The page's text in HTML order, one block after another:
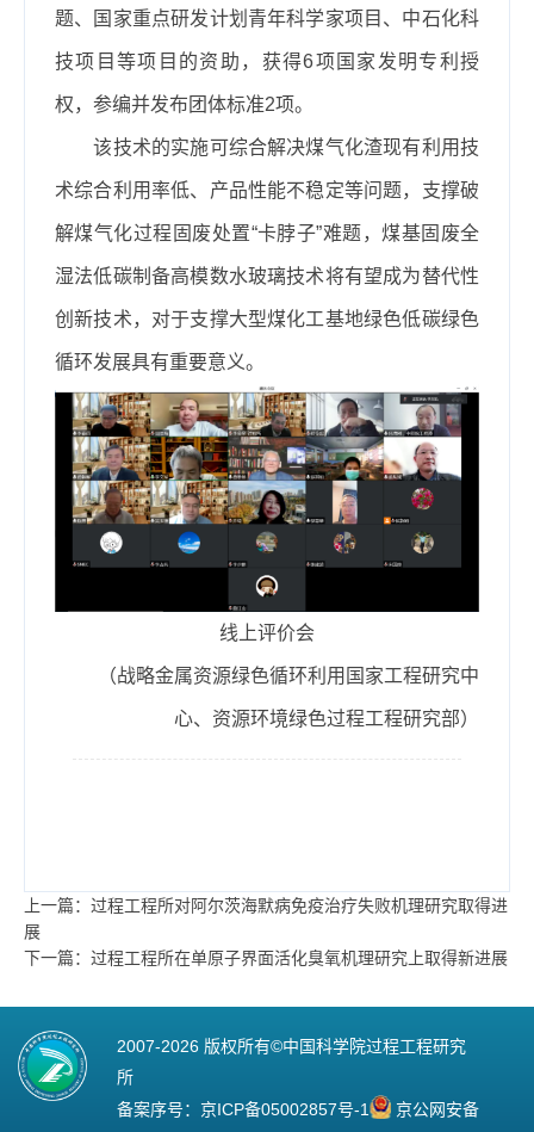
题、国家重点研发计划青年科学家项目、中石化科
技项目等项目的资助，获得6项国家发明专利授
权，参编并发布团体标准2项。
该技术的实施可综合解决煤气化渣现有利用技
术综合利用率低、产品性能不稳定等问题，支撑破
解煤气化过程固废处置“卡脖子”难题，煤基固废全
湿法低碳制备高模数水玻璃技术将有望成为替代性
创新技术，对于支撑大型煤化工基地绿色低碳绿色
循环发展具有重要意义。
线上评价会
（战略金属资源绿色循环利用国家工程研究中
心、资源环境绿色过程工程研究部）
上一篇：过程工程所对阿尔茨海默病免疫治疗失败机理研究取得进
展
下一篇：过程工程所在单原子界面活化臭氧机理研究上取得新进展
2007-2026 版权所有©中国科学院过程工程研究
所
备案序号： 京ICP备05002857号-1
京公网安备